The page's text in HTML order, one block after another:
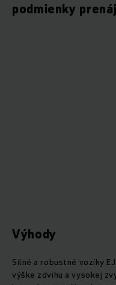
podmienky
Výhody
Silné a robustné vozíky
výške zdvihu a vysokej